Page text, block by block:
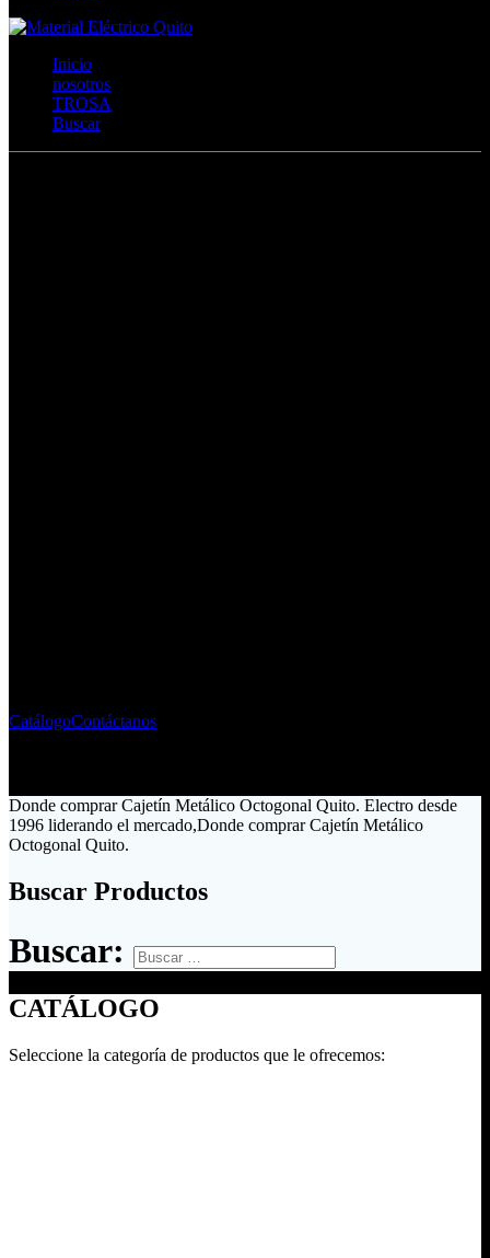
Inicio
nosotros
TROSA
Buscar
CatálogoContáctanos
Donde comprar Cajetín Metálico Octogonal Quito. Electro desde
1996 liderando el mercado,Donde comprar Cajetín Metálico
Octogonal Quito.
Buscar Productos
Buscar:
CATÁLOGO
Seleccione la categoría de productos que le ofrecemos: